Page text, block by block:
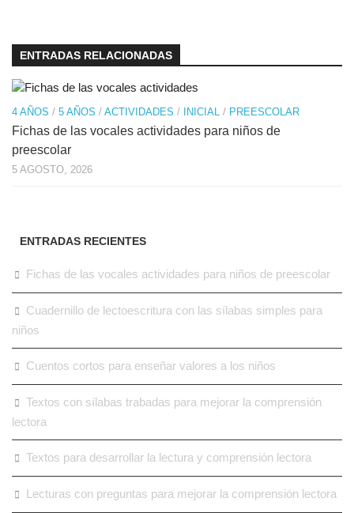
ENTRADAS RELACIONADAS
4 AÑOS / 5 AÑOS / ACTIVIDADES / INICIAL / PREESCOLAR
Fichas de las vocales actividades para niños de
preescolar
5 AGOSTO, 2026
ENTRADAS RECIENTES
Fichas de las vocales actividades para niños de preescolar
Cuadernillo de lectoescritura con las sílabas simples para
niños
Cuentos cortos para enseñar valores a los niños
Textos con sílabas trabadas para mejorar la comprensión
lectora
Textos para desarrollar la lectura y comprensión lectora
Lecturas con preguntas para mejorar la comprensión lectora